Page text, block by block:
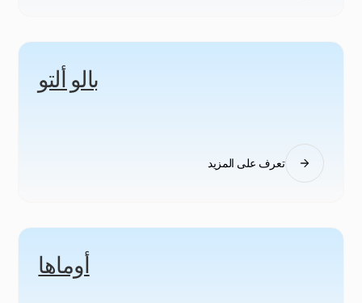
بالو ألتو
تعرف على المزيد
أوماها